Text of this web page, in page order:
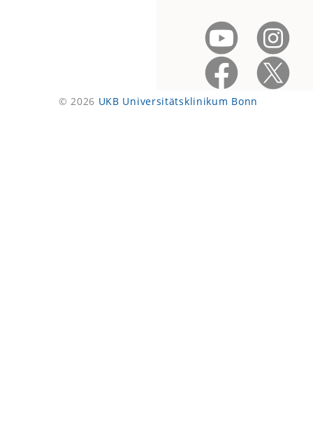
© 2026 UKB Universitätsklinikum Bonn